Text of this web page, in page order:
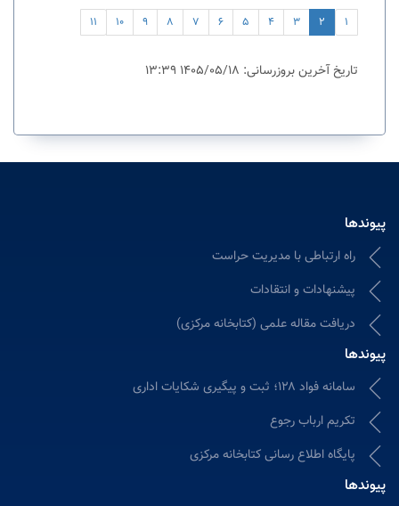
1
2
3
4
5
6
7
8
9
10
11
تاریخ آخرین بروزرسانی: 1405/05/18 13:39
پیوندها
راه ارتباطی با مدیریت حراست
پیشنهادات و انتقادات
دریافت مقاله علمی (کتابخانه مرکزی)
پیوندها
سامانه فواد ۱۲۸؛ ثبت و پیگیری شکایات اداری
تکریم ارباب رجوع
پایگاه اطلاع رسانی کتابخانه مرکزی
پیوندها